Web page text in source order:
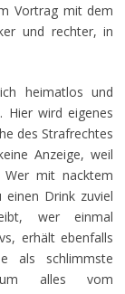
Vortrag mit dem
und rechter, in
heimatlos und
Hier wird eigenes
des Strafrechtes
Anzeige, weil
mit nacktem
einen Drink zuviel
wer einmal
erhält ebenfalls
als schlimmste
alles vom